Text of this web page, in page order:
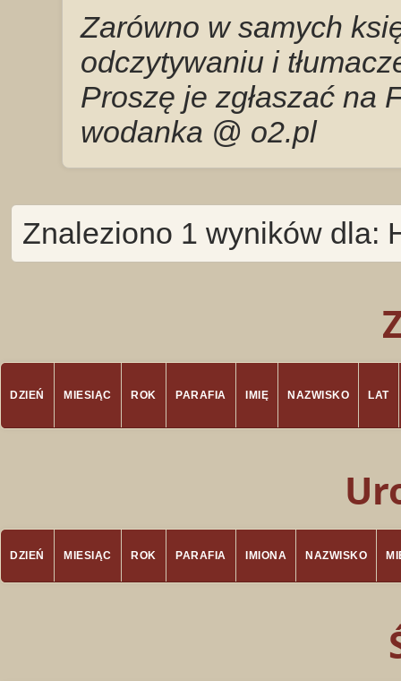
Zarówno w samych
odczytywaniu i
Proszę je zgłaszać na
wodanka @ o2.pl
Znaleziono 1 wyników dla:
DZIEŃ MIESIĄC ROK PARAFIA IMIĘ NAZWISKO LAT
DZIEŃ MIESIĄC ROK PARAFIA IMIONA NAZWISKO